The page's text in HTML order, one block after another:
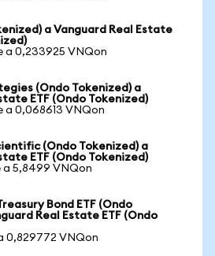
a Vanguard Real Estate
a 0,233925 VNQon
(Ondo Tokenized) a
ETF (Ondo Tokenized)
a 0,068613 VNQon
(Ondo Tokenized) a
ETF (Ondo Tokenized)
a 5,8499 VNQon
Bond ETF (Ondo
Real Estate ETF (Ondo
0,829772 VNQon